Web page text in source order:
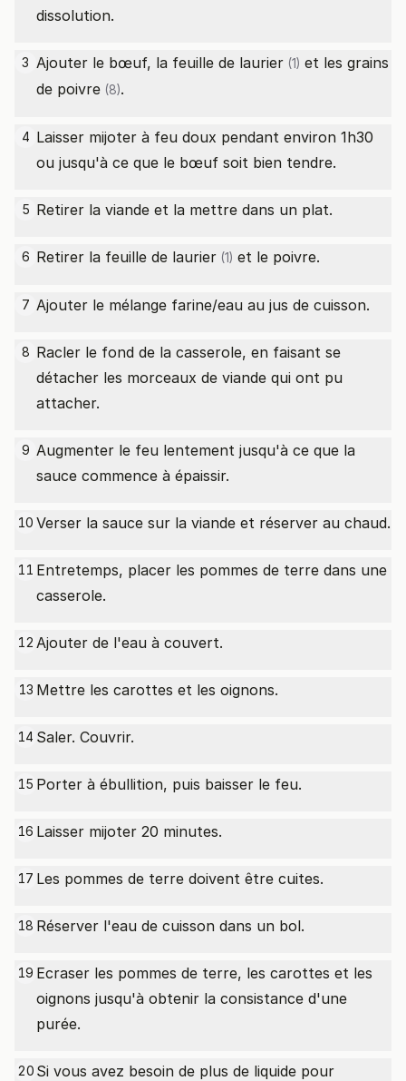
dissolution.
3 Ajouter le bœuf, la feuille de laurier (1) et les grains
de poivre (8).
4 Laisser mijoter à feu doux pendant environ 1h30
ou jusqu'à ce que le bœuf soit bien tendre.
5 Retirer la viande et la mettre dans un plat.
6 Retirer la feuille de laurier (1) et le poivre.
7 Ajouter le mélange farine/eau au jus de cuisson.
8 Racler le fond de la casserole, en faisant se
détacher les morceaux de viande qui ont pu
attacher.
9 Augmenter le feu lentement jusqu'à ce que la
sauce commence à épaissir.
10 Verser la sauce sur la viande et réserver au chaud.
11 Entretemps, placer les pommes de terre dans une
casserole.
12 Ajouter de l'eau à couvert.
13 Mettre les carottes et les oignons.
14 Saler. Couvrir.
15 Porter à ébullition, puis baisser le feu.
16 Laisser mijoter 20 minutes.
17 Les pommes de terre doivent être cuites.
18 Réserver l'eau de cuisson dans un bol.
19 Ecraser les pommes de terre, les carottes et les
oignons jusqu'à obtenir la consistance d'une
purée.
20 Si vous avez besoin de plus de liquide pour